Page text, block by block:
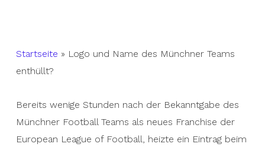
Startseite » Logo und Name des Münchner Teams
enthüllt?
Bereits wenige Stunden nach der Bekanntgabe des
Münchner Football Teams als neues Franchise der
European League of Football, heizte ein Eintrag beim